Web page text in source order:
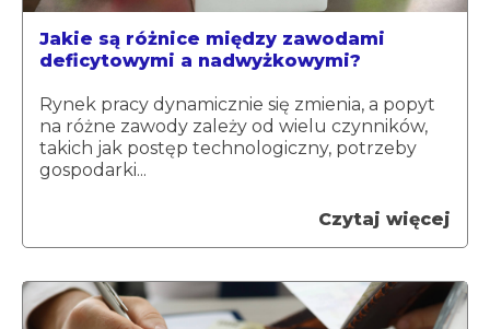
Jakie są różnice między zawodami
deficytowymi a nadwyżkowymi?
Rynek pracy dynamicznie się zmienia, a popyt
na różne zawody zależy od wielu czynników,
takich jak postęp technologiczny, potrzeby
gospodarki...
Czytaj więcej